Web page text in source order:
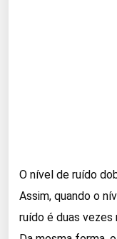
O nível de ruído
Assim, quando o
ruído é duas vezes